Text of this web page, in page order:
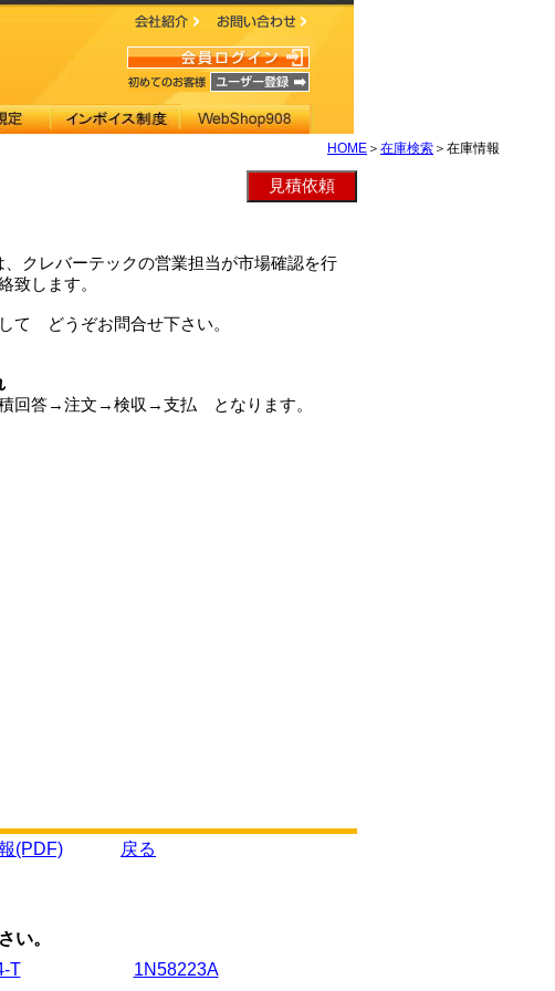
HOME ＞ 在庫検索 ＞在庫情報
、クレバーテックの営業担当が市場確認を行
致します。
て どうぞお問合せ下さい。
回答→注文→検収→支払 となります。
(PDF) 戻る
い。
T 1N58223A